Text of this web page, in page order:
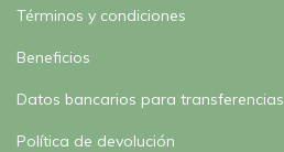
Términos y condiciones
Beneficios
Datos bancarios para transferencias
Política de devolución